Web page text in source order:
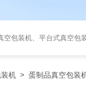
真空包装机、大米定量成型真空包装
机 > 蛋制品真空包装